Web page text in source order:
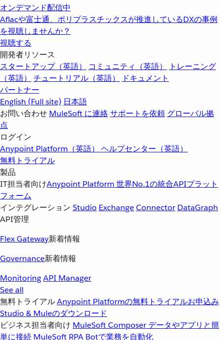
オンデマンド配信中
Aflacや富士通、ポリプラスチックスが推進しているDXの事例
を視聴しませんか？
視聴する
開発者リソース
スタートアップ（英語）
コミュニティ（英語）
トレーニング
（英語）
チュートリアル（英語）
ドキュメント
パートナー
English (Full site) 日本語
お問い合わせ MuleSoft に連絡サポートを依頼 グローバル拠
点
ログイン
Anypoint Platform（英語） ヘルプセンター（英語）
無料トライアル
製品
IT担当者向けAnypoint Platform 世界No.1の統合APIプラット
フォーム
インテグレーション Studio ExchangeConnector DataGraph
API管理
Flex Gateway新着情報
Governance新着情報
MonitoringAPI Manager
See all
無料トライアルAnypoint Platformの無料トライアルお申込み
Studio & Muleのダウンロード
ビジネス担当者向け MuleSoft Composer データやアプリと簡
単に接続 MuleSoft RPA Botで業務を自動化